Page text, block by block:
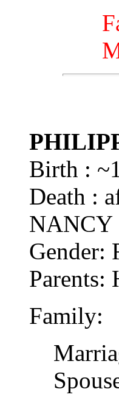
Birth :
Death :
NANCY
Gender:
Parents:
Family: